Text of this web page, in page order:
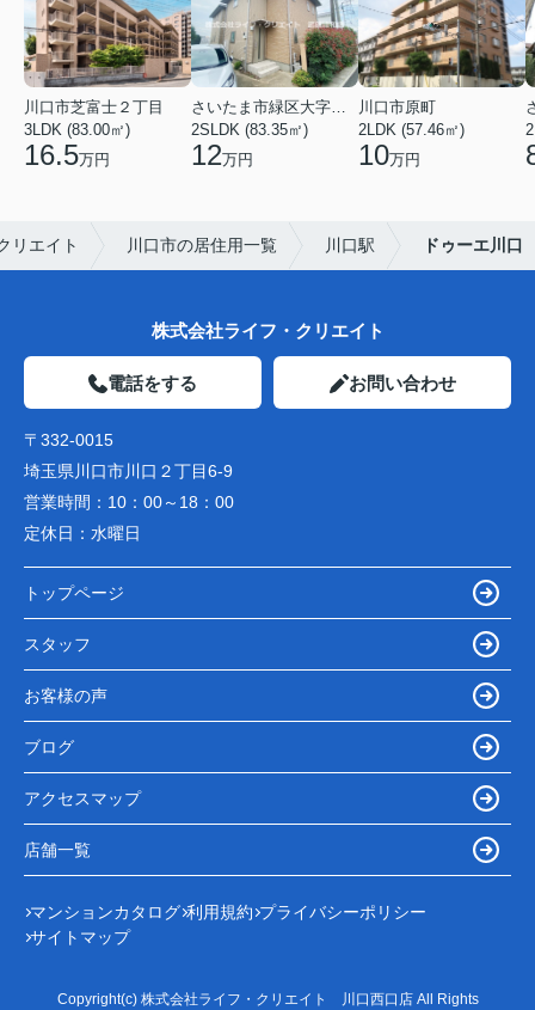
川口市芝富士２丁目
3LDK (83.00㎡)
16.5万円
さいたま市緑区大字三室
2SLDK (83.35㎡)
12万円
川口市原町
2LDK (57.46㎡)
10万円
リエイト 川口市の居住用一覧 川口駅 ドゥーエ川口
株式会社ライフ・クリエイト
電話をする お問い合わせ
〒332-0015
埼玉県川口市川口２丁目6-9
営業時間： 10：00～18：00
定休日： 水曜日
トップページ
スタッフ
お客様の声
ブログ
アクセスマップ
店舗一覧
マンションカタログ 利用規約 プライバシーポリシー
サイトマップ
Copyright(c) 株式会社ライフ・クリエイト 川口西口店 All Rights